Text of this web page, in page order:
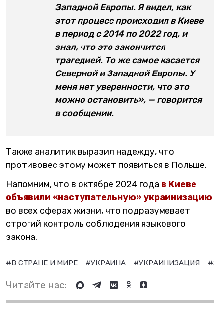
Западной Европы. Я видел, как
этот процесс происходил в Киеве
в период с 2014 по 2022 год, и
знал, что это закончится
трагедией. То же самое касается
Северной и Западной Европы. У
меня нет уверенности, что это
можно остановить», — говорится
в сообщении.
Также аналитик выразил надежду, что
противовес этому может появиться в Польше.
Напомним, что в октябре 2024 года в Киеве
объявили «наступательную» украинизацию
во всех сферах жизни, что подразумевает
строгий контроль соблюдения языкового
закона.
#В СТРАНЕ И МИРЕ #УКРАИНА #УКРАИНИЗАЦИЯ
Читайте нас: